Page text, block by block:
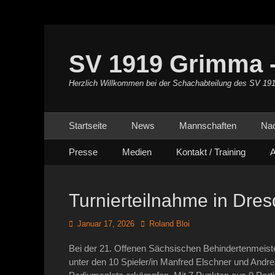
SV 1919
Herzlich Willkommen bei der Schachabteilung des SV
Primäres Menü
Inhalt
Startseite News Mannschaften
Sekundäres Menü
Inhalt
Presse Medien Kontakt / Training
Turnierteilnahme in
Posted
Januar 17, 2026 AutorRoland Bloi
Bei der 21. Offenen Sächsischen
unter den 10 Spieler/in Manfred Elschner und